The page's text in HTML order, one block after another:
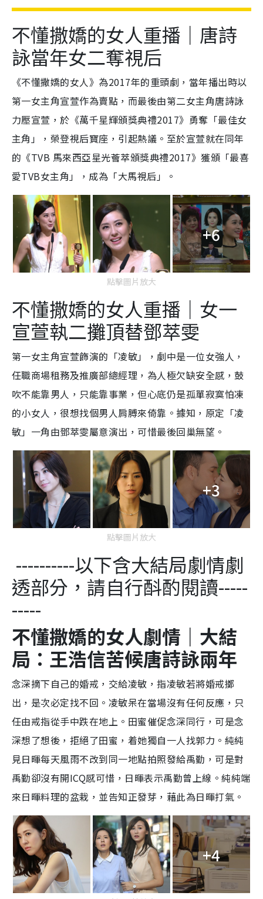
不懂撒嬌的女人重播｜唐詩
詠當年女二奪視后
《不懂撒嬌的女人》為2017年的重頭劇，當年播出時以
第一女主角宣萱作為賣點，而最後由第二女主角唐詩詠
力壓宣萱，於《萬千星輝頒獎典禮2017》勇奪「最佳女
主角」，榮登視后寶座，引起熱議。至於宣萱就在同年
的《TVB 馬來西亞星光薈萃頒獎典禮2017》獲頒「最喜
愛TVB女主角」，成為「大馬視后」。
+6
點擊圖片放大
不懂撒嬌的女人重播｜女一
宣萱執二攤頂替鄧萃雯
第一女主角宣萱飾演的「凌敏」，劇中是一位女強人，
任職商場租務及推廣部總經理，為人極欠缺安全感，鼓
吹不能靠男人，只能靠事業，但心底仍是孤單寂寞怕凍
的小女人，很想找個男人肩膊來倚靠。據知，原定「凌
敏」一角由鄧萃雯屬意演出，可惜最後回巢無望。
+3
點擊圖片放大
----------以下含大結局劇情劇
透部分，請自行酙酌閱讀-----
-----
不懂撒嬌的女人劇情｜大結
局：王浩信苦候唐詩詠兩年
念深摘下自己的婚戒，交給凌敏，指凌敏若將婚戒擲
出，是次必定找不回。凌敏呆在當場沒有任何反應，只
任由戒指從手中跌在地上。田蜜催促念深同行，可是念
深想了想後，拒絕了田蜜，着她獨自一人找郭力。純純
見日暉每天風雨不改到同一地點拍照發給禹勤，可是對
禹勤卻沒有開ICQ感可惜，日暉表示禹勤曾上線。純純端
來日暉料理的盆栽，並告知正發芽，藉此為日暉打氣。
+4